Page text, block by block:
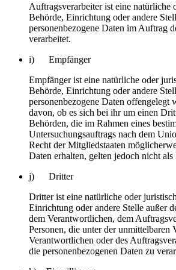
Auftragsverarbeiter ist eine natürliche
Behörde, Einrichtung oder andere
personenbezogene Daten im Auftrag
verarbeitet.
i) Empfänger
Empfänger ist eine natürliche oder
Behörde, Einrichtung oder andere
personenbezogene Daten offengelegt
davon, ob es sich bei ihr um einen
Behörden, die im Rahmen eines
Untersuchungsauftrags nach dem
Recht der Mitgliedstaaten
Daten erhalten, gelten jedoch nicht als
j) Dritter
Dritter ist eine natürliche oder
Einrichtung oder andere Stelle außer
dem Verantwortlichen, dem
Personen, die unter der unmittelbaren
Verantwortlichen oder des
die personenbezogenen Daten zu